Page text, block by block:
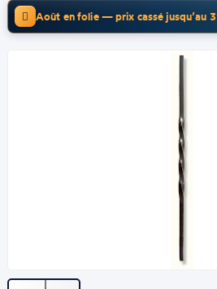
Août en folie — prix cassé jusqu’au